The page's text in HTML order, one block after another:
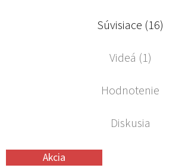
Súvisiace (16)
Videá (1)
Hodnotenie
Diskusia
Akcia